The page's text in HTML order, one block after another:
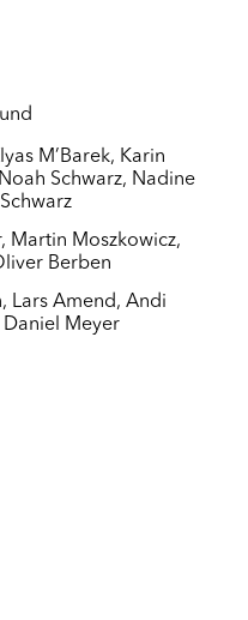
M’Barek, Karin
Schwarz, Nadine
, Martin Moszkowicz,
Berben
, Lars Amend,Andi
Daniel Meyer